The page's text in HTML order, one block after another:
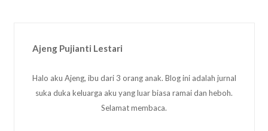
Ajeng Pujianti Lestari
Halo aku Ajeng, ibu dari 3 orang anak. Blog ini adalah jurnal
suka duka keluarga aku yang luar biasa ramai dan heboh.
Selamat membaca.